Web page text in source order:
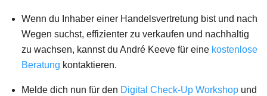
Wenn du Inhaber einer Handelsvertretung bist und nach
Wegen suchst, effizienter zu verkaufen und nachhaltig
zu wachsen, kannst du André Keeve für eine kostenlose
Beratung kontaktieren.
Melde dich nun für den Digital Check-Up Workshop und